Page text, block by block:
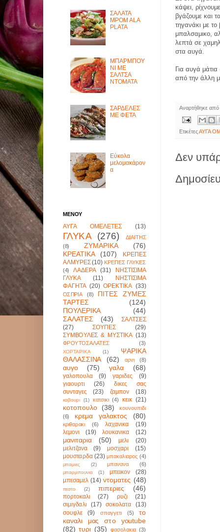
κάψει,
βγάζουμε και
τηγανάκι με το
μπαλσαμικο,
λεπτά σε
στα αυγά.
Για αυγά
από την άλλη
Αναρτήθηκε
ΕτικέτεςΑΥΓΑ
Δεν
ΣΑΛΑΤΑ
MPOM ALA
PLATA
ΜΠΑΡΜΠΟΥ
ΝΙ ΜΕ
ΣΑΛΤΣΑ
ΝΤΟΜΑΤΑ
ΣΑΡΔΕΛΕΣ
ΜΕ ΦΕΤΑ
Εύκολα
μελομακάρον
α
ΜΕΝΟΥ
ΑΥΓΑ ΟΜΕΛΕΤΕΣ (13)
ΓΛΥΚΑ (276)
ΔΙΑΙΤΗΣ
(8)
ΖΥΜΑΡΙΚΑ
(76)
ΚΡΕΑΤΙΚΑ
(107)
ΚΡΕΠΕΣ
ΑΛΜΥΡΕΣ (10) ΚΡΕΠΕΣ ΓΛΥΚΕΣ
(4)
ΛΑΔΕΡΑ (31)
ΝΗΣΤΙΣΙΜΑ
ΓΛΥΚΑ
(11)
ΝΗΣΤΙΣΙΜΑ
ΦΑΓΗΤΑ (20) ΟΡΕΚΤΙΚΑ (33)
ΟΣΠΡΙΑ (8)
ΠΙΤΕΣ ΖΥΜΕΣ
ΤΑΡΤΕΣ
(124)
ΠΟΥΛΕΡΙΚΑ
(44)
ΣΑΛΑΤΕΣ
(43)
ΣΑΛΤΣΕΣ
(27)
ΣΟΥΠΕΣ
(29)
ΣΥΜΒΟΥΛΕΣ & ΜΥΣΤΙΚΑ (13)
ΦΡΟΥΤΟΣΑΛΑΤΕΣ (3)
ΧΟΡΤΑΡΙΚΑ (1)
ΨΑΡΙΚΑ
ΘΑΛΑΣΣΙΝΑ
(62) αρνι (8)
αυγο (75) γαλα (68)
γαλοπουλα (9) γαριδες
(9)
γιαουρτι
(26)
δικες σας
συνταγες
(23) ζαμπον (18)
καβουρι (1) κατσικι (4) κεικ (21)
κοτοπουλο (38)
κουνουπιδι
(6)
κρεμα γαλακτος (80)
κριθαρακι (6) λαχανικα
(19)
λεμονι
(19) λουκανικα (12)
μανιταρια (50) μελι
(20)
μελιτζανα
(9) μοσχαρι
(15)
μουσταρδα (23) μπακαλιαρος (4)
μπαμιες (2) μπανανα (6)
μπαρμπουνια (1) μπεικον
(28)
μπεσαμελ (14) ντοματες (48)
πεστο (2) πιπεριες (46)
πορτοκαλι (27) ρυζι
(21)
σιμιγδαλι
(17) σοκολατα
(13)
σουφλε
(9) σπαγγετι (5)
το
καναλι μας στο youtube
(82) τυρι (35) φασολακια (3)